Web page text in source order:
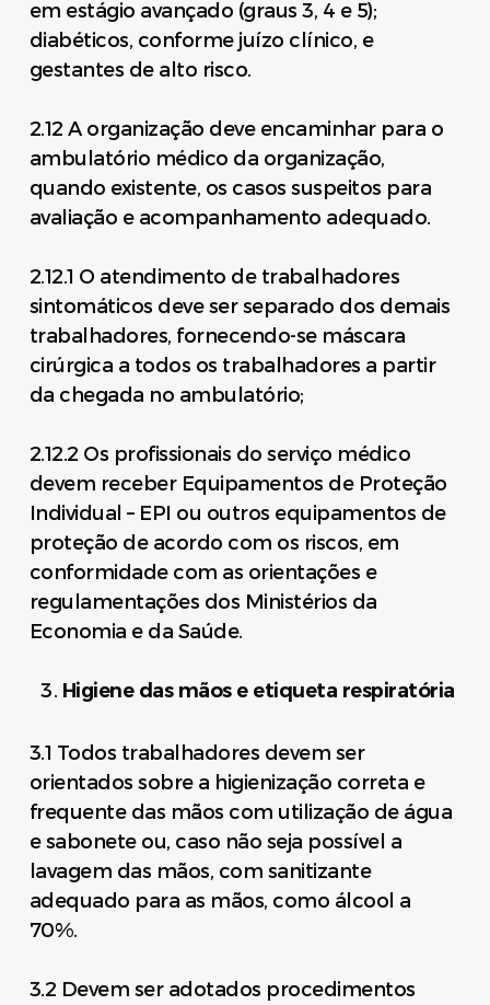
em estágio avançado (graus 3, 4 e 5);
diabéticos, conforme juízo clínico, e
gestantes de alto risco.
2.12 A organização deve encaminhar para o
ambulatório médico da organização,
quando existente, os casos suspeitos para
avaliação e acompanhamento adequado.
2.12.1 O atendimento de trabalhadores
sintomáticos deve ser separado dos demais
trabalhadores, fornecendo-se máscara
cirúrgica a todos os trabalhadores a partir
da chegada no ambulatório;
2.12.2 Os profissionais do serviço médico
devem receber Equipamentos de Proteção
Individual – EPI ou outros equipamentos de
proteção de acordo com os riscos, em
conformidade com as orientações e
regulamentações dos Ministérios da
Economia e da Saúde.
Higiene das mãos e etiqueta respiratória
3.1 Todos trabalhadores devem ser
orientados sobre a higienização correta e
frequente das mãos com utilização de água
e sabonete ou, caso não seja possível a
lavagem das mãos, com sanitizante
adequado para as mãos, como álcool a
70%.
3.2 Devem ser adotados procedimentos